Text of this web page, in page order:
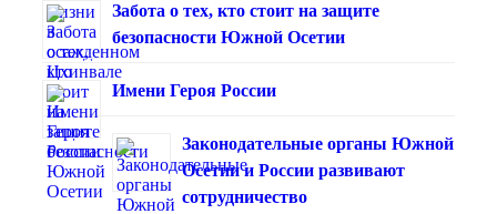
Забота о тех, кто стоит на защите
безопасности Южной Осетии
Имени Героя России
Законодательные органы Южной
Осетии и России развивают
сотрудничество